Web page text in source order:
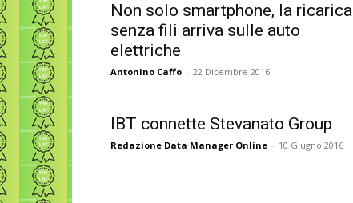
Non solo smartphone, la ricarica
senza fili arriva sulle auto
elettriche
Antonino Caffo - 22 Dicembre 2016
IBT connette Stevanato Group
Redazione Data Manager Online - 10 Giugno 2016